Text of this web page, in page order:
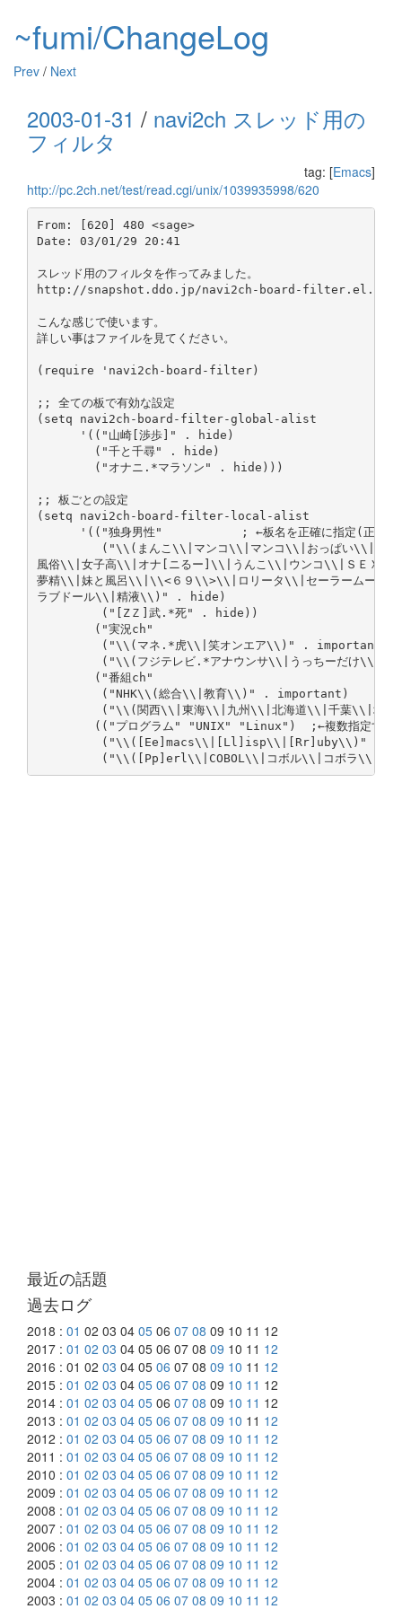
~fumi/ChangeLog
Prev / Next
2003-01-31 / navi2ch スレッド用の
フィルタ
tag: [Emacs]
http://pc.2ch.net/test/read.cgi/unix/1039935998/620
From: [620] 480 <sage>
Date: 03/01/29 20:41
スレッド用のフィルタを作ってみました。
http://snapshot.ddo.jp/navi2ch-board-filter.el.gz
こんな感じで使います。
詳しい事はファイルを見てください。
(require 'navi2ch-board-filter)
;; 全ての板で有効な設定
(setq navi2ch-board-filter-global-alist
      '(("山崎[渉歩]" . hide)
        ("千と千尋" . hide)
        ("オナニ.*マラソン" . hide)))
;; 板ごとの設定
(setq navi2ch-board-filter-local-alist
'(("独身男性"           ; ←板名を正確に指定(正規表
("\\(まんこ\\|マンコ\\|マンコ\\|おっぱい\\|ソー
風俗\\|女子高\\|オナ[ニるー]\\|うんこ\\|ウンコ\\|ＳＥＸ
夢精\\|妹と風呂\\|\\<６９\\>\\|ロリータ\\|セーラームー
ラブドール\\|精液\\)" . hide)
         ("[ZＺ]武.*死" . hide))
        ("実況ch"
         ("\\(マネ.*虎\\|笑オンエア\\)" . important)
("\\(フジテレビ.*アナウンサ\\|うっちーだけ\\)"
        ("番組ch"
         ("NHK\\(総合\\|教育\\)" . important)
("\\(関西\\|東海\\|九州\\|北海道\\|千葉\\|埼
(("プログラム" "UNIX" "Linux")  ;←複数指定する場
("\\([Ee]macs\\|[Ll]isp\\|[Rr]uby\\)" .
最近の話題
過去ログ
2018 : 01 02 03 04 05 06 07 08 09 10 11 12
2017 : 01 02 03 04 05 06 07 08 09 10 11 12
2016 : 01 02 03 04 05 06 07 08 09 10 11 12
2015 : 01 02 03 04 05 06 07 08 09 10 11 12
2014 : 01 02 03 04 05 06 07 08 09 10 11 12
2013 : 01 02 03 04 05 06 07 08 09 10 11 12
2012 : 01 02 03 04 05 06 07 08 09 10 11 12
2011 : 01 02 03 04 05 06 07 08 09 10 11 12
2010 : 01 02 03 04 05 06 07 08 09 10 11 12
2009 : 01 02 03 04 05 06 07 08 09 10 11 12
2008 : 01 02 03 04 05 06 07 08 09 10 11 12
2007 : 01 02 03 04 05 06 07 08 09 10 11 12
2006 : 01 02 03 04 05 06 07 08 09 10 11 12
2005 : 01 02 03 04 05 06 07 08 09 10 11 12
2004 : 01 02 03 04 05 06 07 08 09 10 11 12
2003 : 01 02 03 04 05 06 07 08 09 10 11 12